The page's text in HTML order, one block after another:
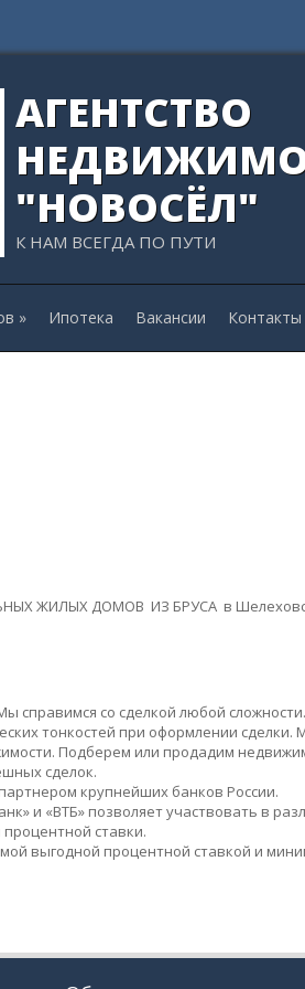
АГЕНТСТВО
"НОВОСЁЛ"
К НАМ ВСЕГДА ПО ПУТИ
» Ипотека Вакансии Контакты
ЖИЛЫХ ДОМОВ ИЗ БРУСА в
справимся со сделкой любой
тонкостей при оформлении сделки.
Подберем или продадим
сделок.
крупнейших банков России.
и «ВТБ» позволяет участвовать в
ставки.
выгодной процентной ставкой и